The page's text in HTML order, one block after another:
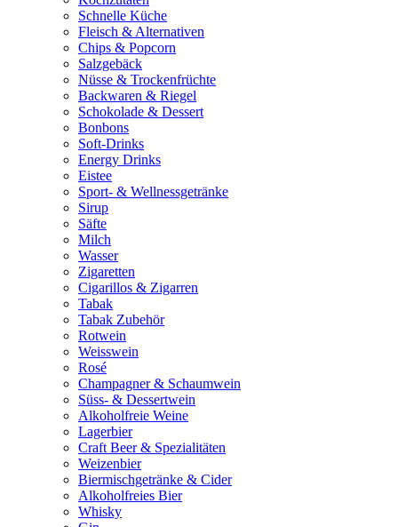
Schnelle Küche
Fleisch & Alternativen
Chips & Popcorn
Salzgebäck
Nüsse & Trockenfrüchte
Backwaren & Riegel
Schokolade & Dessert
Bonbons
Soft-Drinks
Energy Drinks
Eistee
Sport- & Wellnessgetränke
Sirup
Säfte
Milch
Wasser
Zigaretten
Cigarillos & Zigarren
Tabak
Tabak Zubehör
Rotwein
Weisswein
Rosé
Champagner & Schaumwein
Süss- & Dessertwein
Alkoholfreie Weine
Lagerbier
Craft Beer & Spezialitäten
Weizenbier
Biermischgetränke & Cider
Alkoholfreies Bier
Whisky